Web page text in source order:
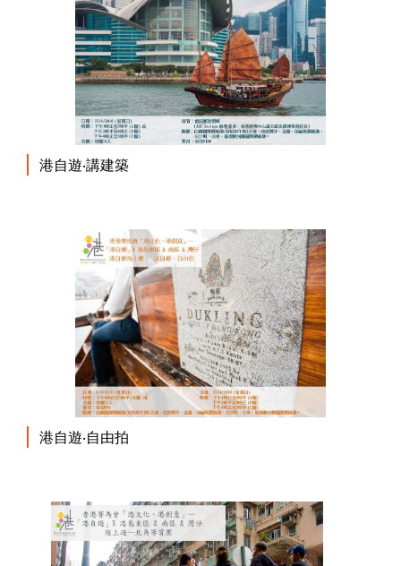
港自遊‧講建築
港自遊‧自由拍